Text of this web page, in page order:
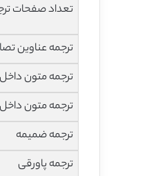
تعداد صفحات
ترجمه عناوین
ترجمه متون
ترجمه متون
ترجمه ضمیمه
ترجمه پاورقی